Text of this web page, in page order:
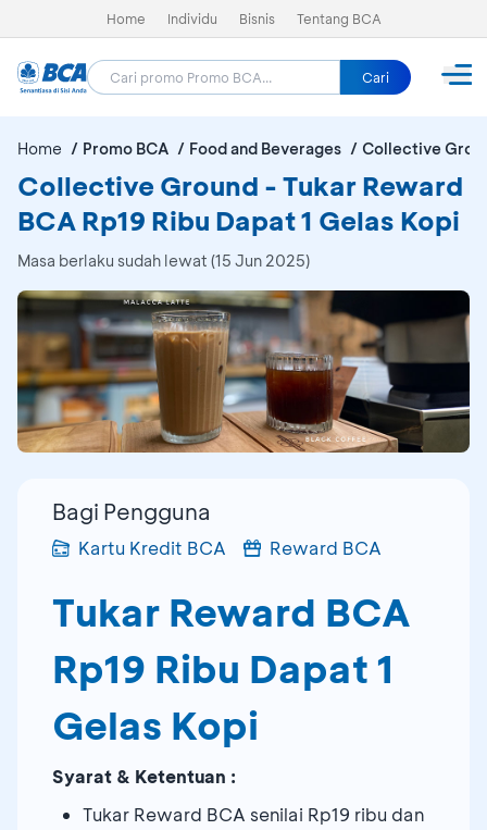
Home Individu Bisnis Tentang BCA
Cari
Home Promo BCA Food and Beverages Collective
Collective Ground - Tukar Reward
BCA Rp19 Ribu Dapat 1 Gelas Kopi
Masa berlaku sudah lewat (15 Jun 2025)
Bagi Pengguna
Kartu Kredit BCA Reward BCA
Tukar Reward BCA
Rp19 Ribu Dapat 1
Gelas Kopi
Syarat & Ketentuan :
Tukar Reward BCA senilai Rp19 ribu dan